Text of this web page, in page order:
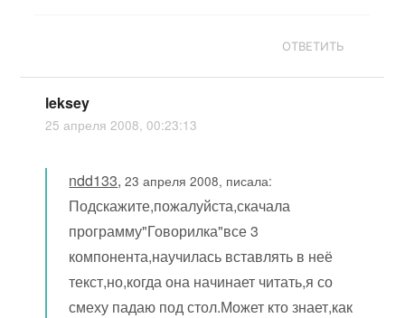
ОТВЕТИТЬ
leksey
25 апреля 2008, 00:23:13
ndd133,23 апреля 2008, писала:
Подскажите,пожалуйста,скачала
программу"Говорилка"все 3
компонента,научилась вставлять в неё
текст,но,когда она начинает читать,я со
смеху падаю под стол.Может кто знает,как